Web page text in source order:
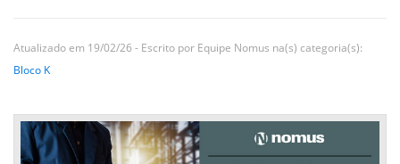
Atualizado em 19/02/26 - Escrito por Equipe Nomus na(s) categoria(s):
Bloco K